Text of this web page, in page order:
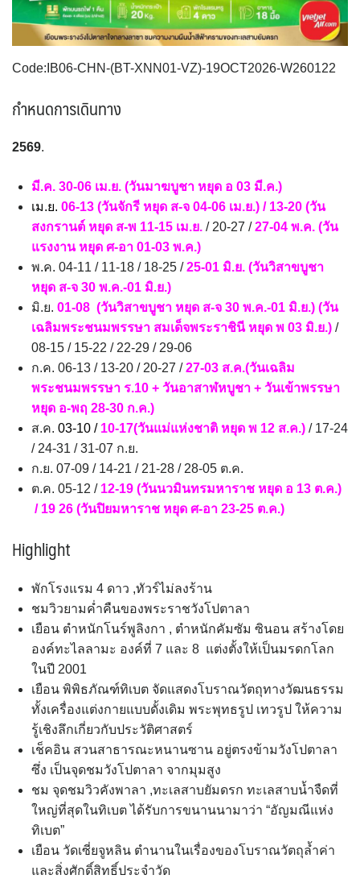
9
UKR ยูเครน 0
เบลเยี่ยม เนเธอร์แลนด์ ลักเซม
บัลแกเรีย โรมาเนีย จอร์เจีย อาร์เมเนีย
อิตาลี สวิส ฝรั่งเศส
Code:IB06-CHN-(BT-XNN01-VZ)-19OCT2026-W260122
กำหนดการเดินทาง
2569.
มี.ค. 30-06 เม.ย. (วันมาฆบูชา หยุด อ 03 มี.ค.)
เม.ย. 06-13 (วันจักรี หยุด ส-จ 04-06 เม.ย.) / 13-20 (วัน
สงกรานต์ หยุด ส-พ 11-15 เม.ย. / 20-27 /27-04 พ.ค. (วัน
แรงงาน หยุด ศ-อา 01-03 พ.ค.)
พ.ค. 04-11 / 11-18 / 18-25 /25-01 มิ.ย. (วันวิสาขบูชา
หยุด ส-จ 30 พ.ค.-01 มิ.ย.)
มิ.ย. 01-08 (วันวิสาขบูชา หยุด ส-จ 30 พ.ค.-01 มิ.ย.) (วัน
เฉลิมพระชนมพรรษา สมเด็จพระราชินี หยุด พ 03 มิ.ย.) /
08-15 / 15-22 / 22-29 / 29-06
ก.ค. 06-13 / 13-20 / 20-27 /27-03 ส.ค.(วันเฉลิม
พระชนมพรรษา ร.10 + วันอาสาฬหบูชา + วันเข้าพรรษา
หยุด อ-พฤ 28-30 ก.ค.)
ส.ค. 03-10 /10-17(วันแม่แห่งชาติ หยุด พ 12 ส.ค.) / 17-24
/ 24-31 / 31-07 ก.ย.
ก.ย. 07-09 / 14-21 / 21-28 / 28-05 ต.ค.
ต.ค. 05-12 / 12-19 (วันนวมินทรมหาราช หยุด อ 13 ต.ค.)
/ 19 26 (วันปิยมหาราช หยุด ศ-อา 23-25 ต.ค.)
Highlight
พักโรงแรม 4 ดาว ,ทัวร์ไม่ลงร้าน
ชมวิวยามค่ำคืนของพระราชวังโปตาลา
เยือน ตำหนักโนร์พูลิงกา , ตำหนักคัมซัม ซินอน สร้างโดย
องค์ทะไลลามะ องค์ที่ 7 และ 8 แต่งตั้งให้เป็นมรดกโลก
ในปี 2001
เยือน พิพิธภัณฑ์ทิเบต จัดแสดงโบราณวัตถุทางวัฒนธรรม
ทั้งเครื่องแต่งกายแบบดั้งเดิม พระพุทธรูป เทวรูป ให้ความ
รู้เชิงลึกเกี่ยวกับประวัติศาสตร์
เช็คอิน สวนสาธารณะหนานซาน อยู่ตรงข้ามวังโปตาลา
ซึ่ง เป็นจุดชมวังโปตาลา จากมุมสูง
ชม จุดชมวิวคังพาลา ,ทะเลสาบยัมดรก ทะเลสาบน้ำจืดที่
ใหญ่ที่สุดในทิเบต ได้รับการขนานนามาว่า “อัญมณีแห่ง
ทิเบต”
เยือน วัดเซี่ยจูหลิน ตำนานในเรื่องของโบราณวัตถุล้ำค่า
และสิ่งศักดิ์สิทธิ์ประจำวัด